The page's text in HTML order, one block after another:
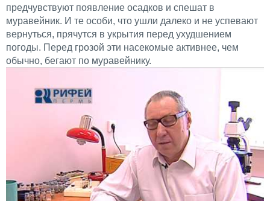
предчувствуют появление осадков и спешат в
муравейник. И те особи, что ушли далеко и не успевают
вернуться, прячутся в укрытия перед ухудшением
погоды. Перед грозой эти насекомые активнее, чем
обычно, бегают по муравейнику.